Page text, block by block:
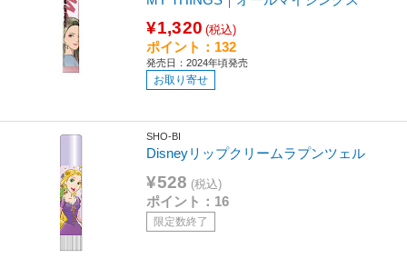
¥1,320 (税込)
ポイント：132
発売日：2024年頃発売
お取り寄せ
SHO-BI
Disneyリップクリームラプンツェル
¥528 (税込)
ポイント：16
限定数終了